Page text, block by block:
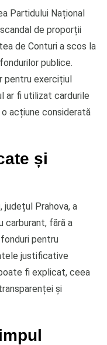
Partidului Național
de proporții
de Conturi a scos la
publice.
pentru exercițiul
ar fi utilizat cardurile
acțiune considerată
și
județul Prahova, a
carburant, fără a
pentru
justificative
fi explicat, ceea
și